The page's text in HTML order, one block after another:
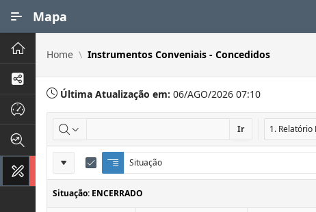
Mapa
Processos de Negócios
Home Instrumentos Conveniais - Concedidos
Última Atualização em: 06/AGO/2026 07:10
Ir
Definições
do
Relatório
Situação
Q
u
e
b
E
d
i
t
Situação: ENCERRADO